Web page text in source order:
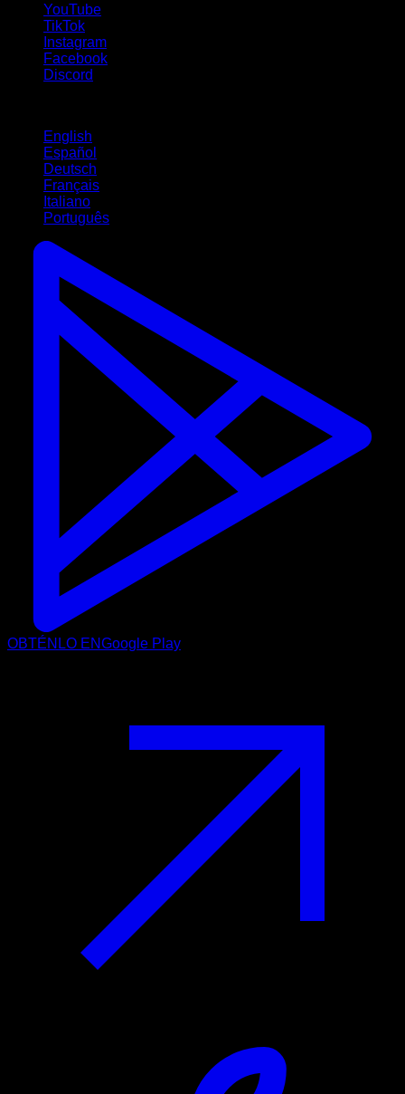
YouTube
TikTok
Instagram
Facebook
Discord
English
Español
Deutsch
Français
Italiano
Português
OBTÉNLO ENGoogle Play